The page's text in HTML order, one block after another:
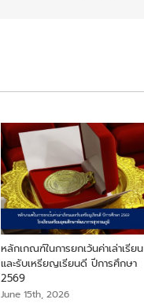
หลักเกณฑ์ในการยกเว้นค่าเล่าเรียน
และรับเหรียญเรียนดี ปีการศึกษา
2569
June 15th, 2026